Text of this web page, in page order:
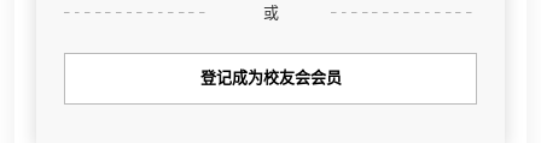
或
登记成为校友会会员